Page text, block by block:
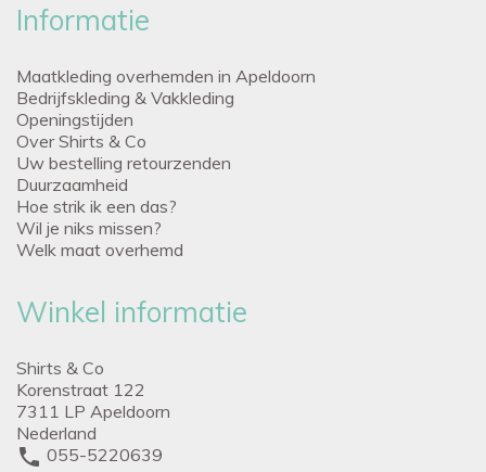
Informatie
Maatkleding overhemden in Apeldoorn
Bedrijfskleding & Vakkleding
Openingstijden
Over Shirts & Co
Uw bestelling retourzenden
Duurzaamheid
Hoe strik ik een das?
Wil je niks missen?
Welk maat overhemd
Winkel informatie
Shirts & Co
Korenstraat 122
7311 LP Apeldoorn
Nederland
phone 055-5220639